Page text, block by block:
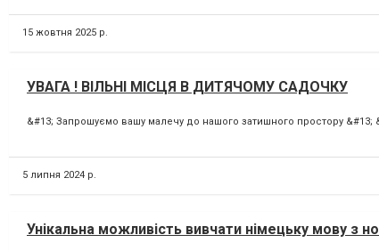
15 жовтня 2025 р.
УВАГА ! ВІЛЬНІ МІСЦЯ В ДИТЯЧОМУ САДОЧКУ
&#13; Запрошуємо вашу малечу до нашого затишного простору &#13;
5 липня 2024 р.
Унікальна можливість вивчати німецьку мову з